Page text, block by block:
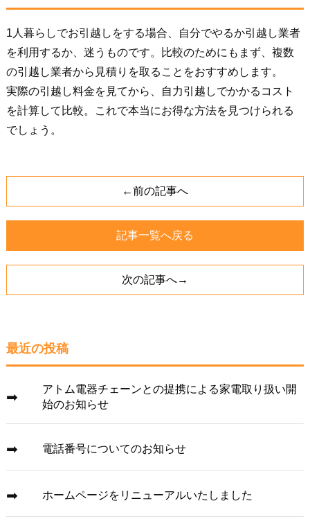
1人暮らしでお引越しをする場合、自分でやるか引越し業者
を利用するか、迷うものです。比較のためにもまず、複数
の引越し業者から見積りを取ることをおすすめします。
実際の引越し料金を見てから、自力引越しでかかるコスト
を計算して比較。これで本当にお得な方法を見つけられる
でしょう。
←前の記事へ
記事一覧へ戻る
次の記事へ→
最近の投稿
アトム電器チェーンとの提携による家電取り扱い開
始のお知らせ
電話番号についてのお知らせ
ホームページをリニューアルいたしました